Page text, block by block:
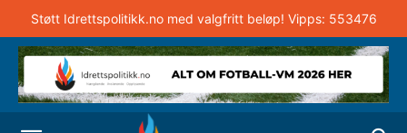
Støtt Idrettspolitikk.no med valgfritt beløp! Vipps: 553476